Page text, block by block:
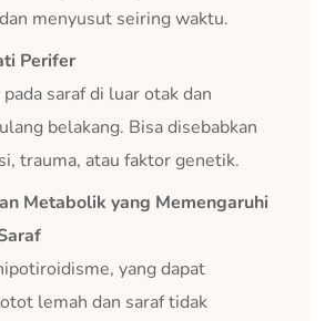
menyusut seiring waktu.
Perifer
saraf di luar otak dan
belakang. Bisa disebabkan
trauma, atau faktor genetik.
Metabolik yang Memengaruhi
yang dapat
lemah dan saraf tidak